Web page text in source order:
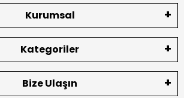
Kurumsal
Kategoriler
Bize Ulaşın